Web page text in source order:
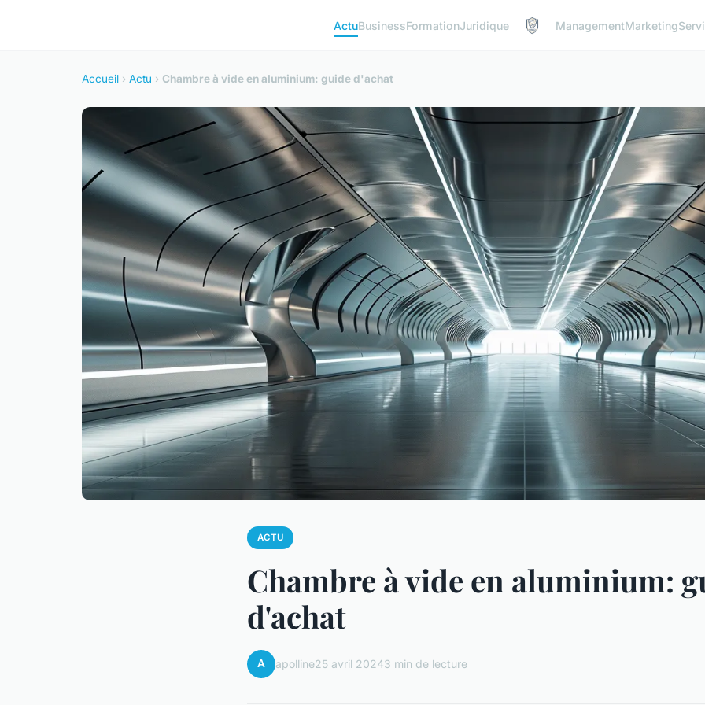
ActuBusinessFormationJuridique ManagementMarketing
Accueil › Actu › Chambre à vide en aluminium: guide d'achat
ACTU
Chambre à vide en aluminium:
d'achat
A apolline25 avril 20243 min de lecture